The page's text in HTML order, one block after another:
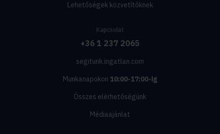
Lehetőségek közvetítőknek
Kapcsolat
+36 1 237 2065
segitunk.ingatlan.com
Munkanapokon 10:00-17:00-ig
Összes elérhetőségünk
Médiaajánlat